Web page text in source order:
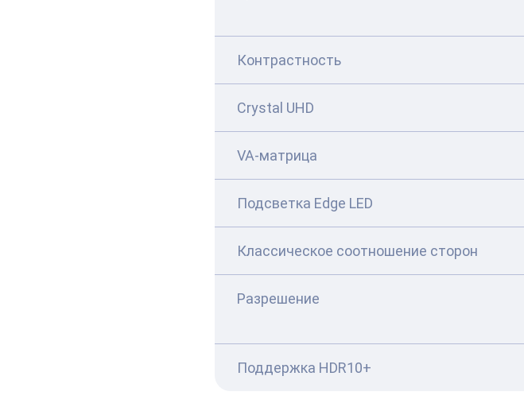
Контрастность
Crystal UHD
VA-матрица
Подсветка Edge LED
Классическое соотношение сторон
Разрешение
Поддержка HDR10+